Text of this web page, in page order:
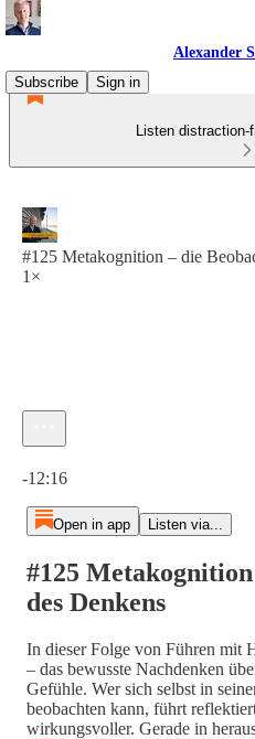
Alexander
Subscribe
Sign in
Listen
#125 Metakognition – die
1×
-12:16
Open in app Listen via...
#125
des Denkens
In dieser Folge von Führen mit
– das bewusste Nachdenken
Gefühle. Wer sich selbst in
beobachten kann, führt
wirkungsvoller. Gerade in